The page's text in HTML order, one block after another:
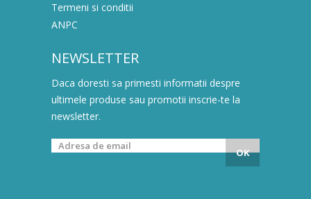
Termeni si conditii
ANPC
NEWSLETTER
Daca doresti sa primesti informatii despre
ultimele produse sau promotii inscrie-te la
newsletter.
OK